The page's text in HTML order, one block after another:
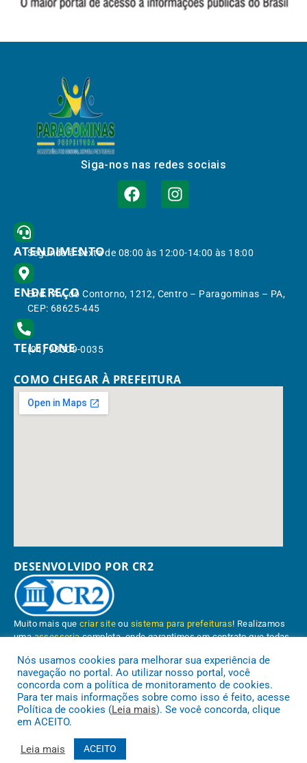
Siga-nos nas redes sociais
ATENDIMENTO
Segunda à Sexta de 08:00 às 12:00-14:00 às 18:00
ENDEREÇO
End.: Av. do Contorno, 1212, Centro – Paragominas – PA,
CEP: 68625-445
TELEFONE
(91) 98309-0035
COMO CHEGAR À PREFEITURA
DESENVOLVIDO POR CR2
Muito mais quecriar site ou sistema para prefeituras! Realizamos
umaassessoriacompleta, onde garantimos em contrato que todas
Conheça oPNTP e oRadar da Transparência Pública
Nós usamos cookies para melhorar sua experiência de
navegação no portal. Ao utilizar nosso portal, você
concorda com a política de monitoramento de cookies.
Para ter mais informações sobre como isso é feito, acesse
Política de cookies (Leia mais). Se você concorda, clique
em ACEITO.
Leia mais ACEITO